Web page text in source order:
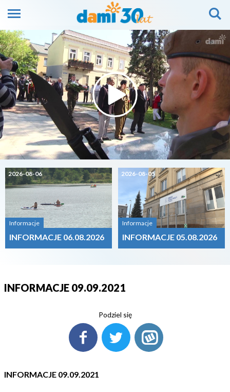
2026-08-06
Informacje
INFORMACJE 06.08.2026
2026-08-05
Informacje
INFORMACJE 05.08.2026
INFORMACJE 09.09.2021
Podziel się
INFORMACJE 09.09.2021